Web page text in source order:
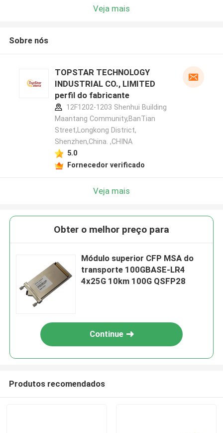
Veja mais
Sobre nós
TOPSTAR TECHNOLOGY
INDUSTRIAL CO., LIMITED
perfil do fabricante
12F1202-1203 Shenhui Building
Maantang Community,BanTian
Street,Longkong District,
Shenzhen,China. ,CHINA
5.0
Fornecedor verificado
Veja mais
Obter o melhor preço para
Módulo superior CFP MSA do
transporte 100GBASE-LR4
4x25G 10km 100G QSFP28
Continue
Produtos recomendados